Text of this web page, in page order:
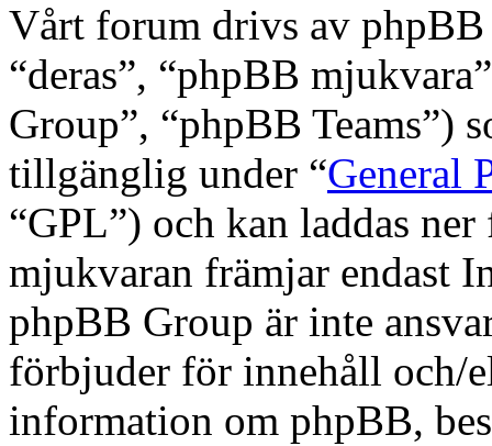
Vårt forum drivs av phpBB
“deras”, “phpBB
Group”, “phpBB Teams”)
tillgänglig under “General
“GPL”) och kan laddas
mjukvaran främjar endast
phpBB Group är inte
förbjuder för innehåll och/
information om phpBB,